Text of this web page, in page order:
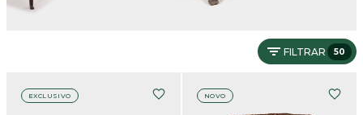
FILTRAR 50
EXCLUSIVO NOVO